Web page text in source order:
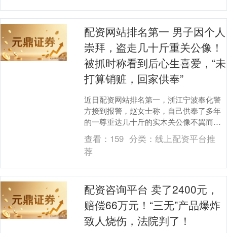
配资网站排名第一 男子因个人
崇拜，盗走几十斤重关公像！
被抓时称看到后心生喜爱，“未
打算销赃，回家供奉”
近日配资网站排名第一，浙江宁波奉化警
方接到报警，赵女士称，自己供奉了多年
的一尊重达几十斤的实木关公像不翼而
飞，虽然价值不高，但让她既困惑又气
愤。 民警立刻开展调....
查看： 159 分类： 线上配资平台推
荐
配资咨询平台 卖了2400元，
赔偿66万元！“三无”产品爆炸
致人烧伤，法院判了！